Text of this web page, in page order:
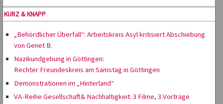
KURZ & KNAPP
„Behördlicher Überfall“: Arbeitskreis Asyl kritisiert Abschiebung
von Genet B.
Nazikundgebung in Göttingen:
Rechter Freundeskreis am Samstag in Göttingen
Demonstrationen im „Hinterland“
VA-Reihe Gesellschaft& Nachhaltigkeit: 3 Filme, 3 Vorträge